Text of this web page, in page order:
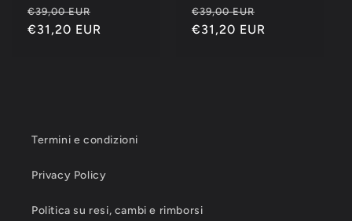
Prezzo
di
€39,00 EUR
scontato
€31,20 EUR
Prezzo
di
€39,00 EUR
scontato
€31,20 EUR
Termini e condizioni
Privacy Policy
Politica su resi, cambi e rimborsi